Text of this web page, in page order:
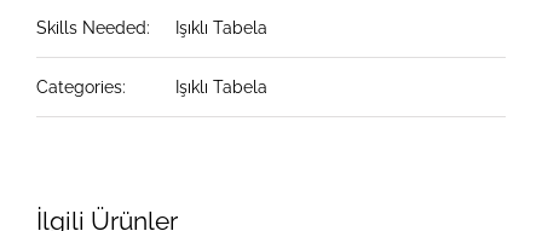
Skills Needed: Işıklı Tabela
Categories: Işıklı Tabela
İlgili Ürünler